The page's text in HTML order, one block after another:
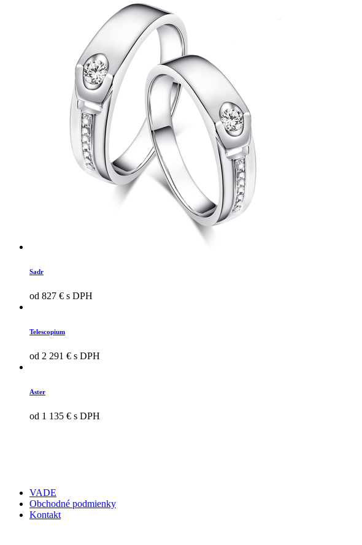
Sadr
od 827 € s DPH
Telescopium
od 2 291 € s DPH
Aster
od 1 135 € s DPH
VADE
Obchodné podmienky
Kontakt